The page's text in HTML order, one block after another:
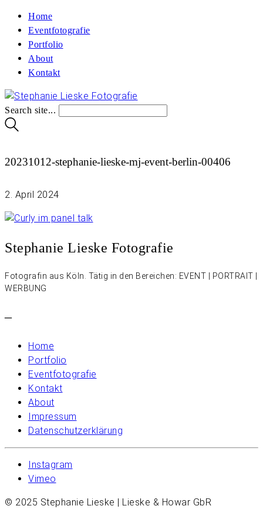
Home
Eventfotografie
Portfolio
About
Kontakt
Search site...
20231012-stephanie-lieske-mj-event-berlin-00406
2. April 2024
Stephanie Lieske Fotografie
Fotografin aus Köln. Tätig in den Bereichen: EVENT | PORTRAIT |
WERBUNG
–
Home
Portfolio
Eventfotografie
Kontakt
About
Impressum
Datenschutzerklärung
Instagram
Vimeo
© 2025 Stephanie Lieske | Lieske & Howar GbR